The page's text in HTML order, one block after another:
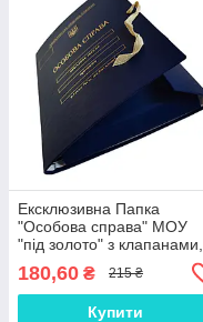
Ексклюзивна Папка
"Особова справа" МОУ
"під золото" з клапанами,
Бумвініл, Зав'язки
ПPMOУ-LD-A4-BT-40/10
180,60 ₴ 215 ₴
Купити